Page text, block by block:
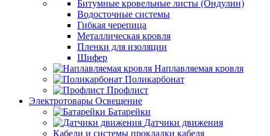
Битумные кровельные листы (Ондулин)
Водосточные системы
Гибкая черепица
Металлическая кровля
Пленки для изоляции
Шифер
Наплавляемая кровля
Поликарбонат
Профлист
Электротовары Освещение
Батарейки
Датчики движения
Кабели и системы прокладки кабеля